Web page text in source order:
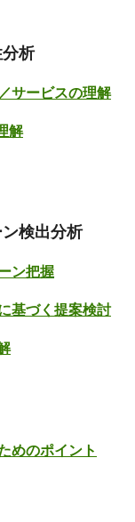
析
サービスの理解
解
検出分析
ン把握
基づく提案検討
めのポイント